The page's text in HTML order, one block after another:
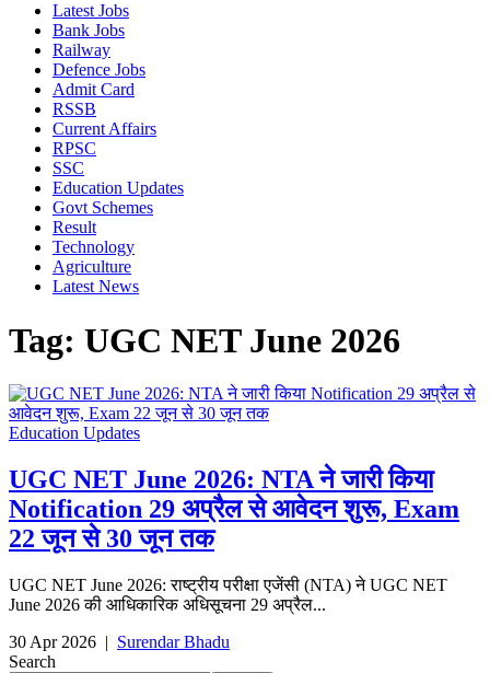
Latest Jobs
Bank Jobs
Railway
Defence Jobs
Admit Card
RSSB
Current Affairs
RPSC
SSC
Education Updates
Govt Schemes
Result
Technology
Agriculture
Latest News
Tag: UGC NET June 2026
Education Updates
UGC NET June 2026: NTA ने जारी किया
Notification 29 अप्रैल से आवेदन शुरू, Exam
22 जून से 30 जून तक
UGC NET June 2026: राष्ट्रीय परीक्षा एजेंसी (NTA) ने UGC NET
June 2026 की आधिकारिक अधिसूचना 29 अप्रैल...
30 Apr 2026 | Surendar Bhadu
Search